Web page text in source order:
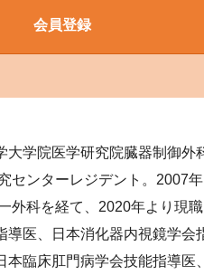
会員登録
学院医学研究院臓器制御外
センターレジデント。2007
外科を経て、2020年より現
医、日本消化器内視鏡学会
臨床肛門病学会技能指導医